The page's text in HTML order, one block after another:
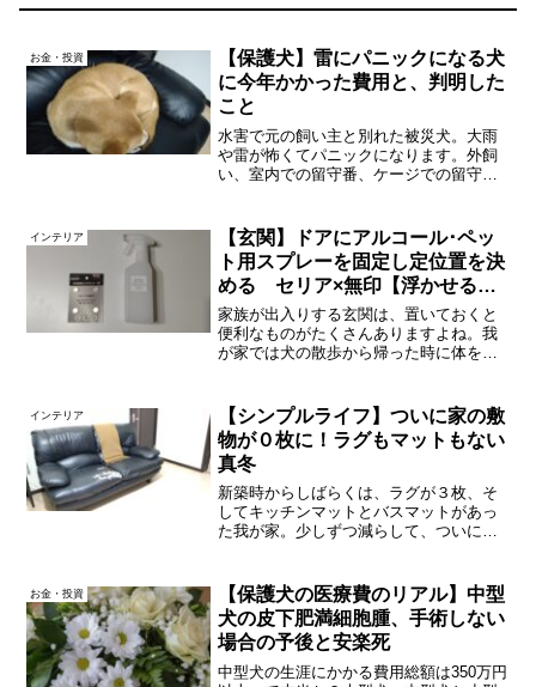
お金・投資
【保護犬】雷にパニックになる犬
に今年かかった費用と、判明した
こと
水害で元の飼い主と別れた被災犬。大雨
や雷が怖くてパニックになります。外飼
い、室内での留守番、ケージでの留守
から当初知らされていたこと↑犬氏。保護
施設を訪問した時に伝えら...
インテリア
【玄関】ドアにアルコール･ペッ
ト用スプレーを固定し定位置を決
める セリア×無印【浮かせるマ
グネット収納】
家族が出入りする玄関は、置いておくと
便利なものがたくさんありますよね。我
が家では犬の散歩から帰った時に体を拭
方は１年前に定位置を決めたのでした。
で、スプレーもやっと住所...
インテリア
【シンプルライフ】ついに家の敷
物が０枚に！ラグもマットもない
真冬
新築時からしばらくは、ラグが３枚、そ
してキッチンマットとバスマットがあっ
た我が家。少しずつ減らして、ついに敷
になりました。もう敷物だらけの生活に
は戻れない…！敷物を使う...
お金・投資
【保護犬の医療費のリアル】中型
犬の皮下肥満細胞腫、手術しない
場合の予後と安楽死
中型犬の生涯にかかる費用総額は350万円